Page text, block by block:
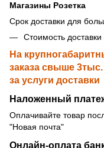
Магазины Розетка
Срок доставки для
Стоимость доставки
На
заказа свыше
за услуги доставки
Наложенный
Оплачивайте товар
"Новая почта"
Онлайн-оплата